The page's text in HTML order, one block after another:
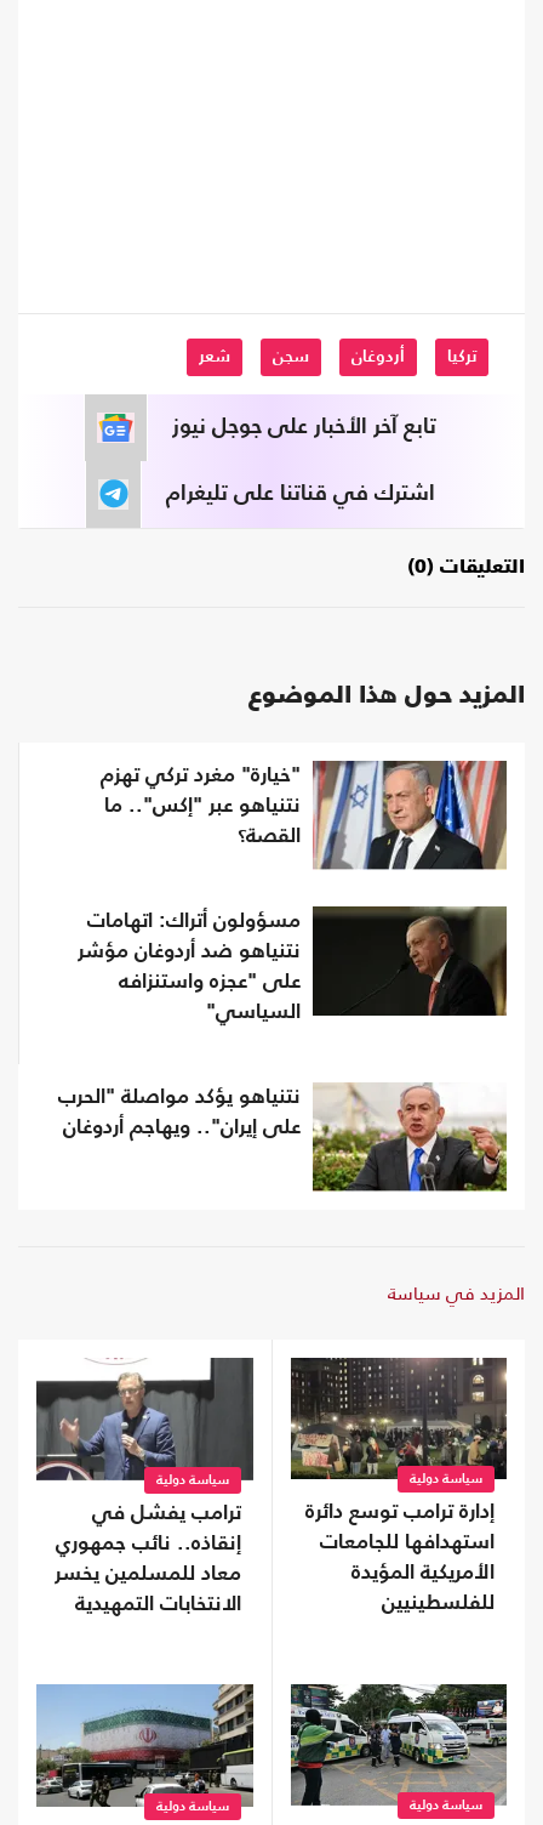
تركيا أردوغان سجن شعر
تابع آخر الأخبار على جوجل نيوز
اشترك في قناتنا على تليغرام
التعليقات (0)
المزيد حول هذا الموضوع
"خيارة" مغرد تركي تهزم
نتنياهو عبر "إكس".. ما
القصة؟
مسؤولون أتراك: اتهامات
نتنياهو ضد أردوغان مؤشر
على "عجزه واستنزافه
السياسي"
نتنياهو يؤكد مواصلة "الحرب
على إيران".. ويهاجم أردوغان
المزيد في سياسة
سياسة دولية
إدارة ترامب توسع دائرة
استهدافها للجامعات
الأمريكية المؤيدة
للفلسطينيين
سياسة دولية
ترامب يفشل في
إنقاذه.. نائب جمهوري
معاد للمسلمين يخسر
الانتخابات التمهيدية
سياسة دولية سياسة دولية